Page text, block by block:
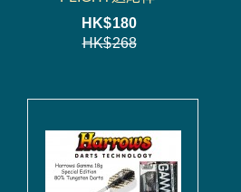
HK$180
HK$268